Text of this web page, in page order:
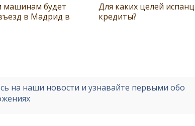
машинам будет
в Мадрид в
Для каких целей
кредиты?
на наши новости и узнавайте первыми обо